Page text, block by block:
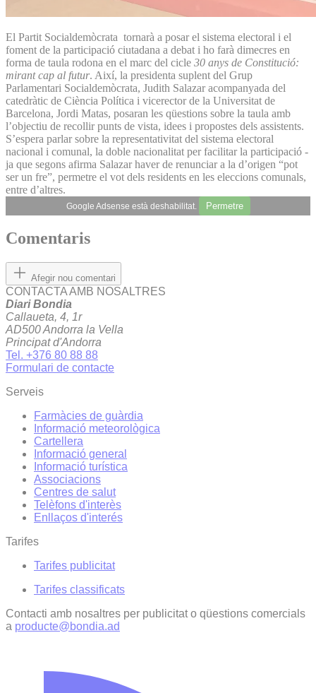
El Partit Socialdemòcrata tornarà a posar el sistema electoral i el
foment de la participació ciutadana a debat i ho farà dimecres en
forma de taula rodona en el marc del cicle 30 anys de Constitució:
mirant cap al futur. Així, la presidenta suplent del Grup
Parlamentari Socialdemòcrata, Judith Salazar acompanyada del
catedràtic de Ciència Política i vicerector de la Universitat de
Barcelona, Jordi Matas, posaran les qüestions sobre la taula amb
l’objectiu de recollir punts de vista, idees i propostes dels assistents.
S’espera parlar sobre la representativitat del sistema electoral
nacional i comunal, la doble nacionalitat per facilitar la participació -
ja que segons afirma Salazar haver de renunciar a la d’origen “pot
ser un fre”, permetre el vot dels residents en les eleccions comunals,
entre d’altres.
Google Adsense està deshabilitat. Permetre
Comentaris
Afegir nou comentari
CONTACTA AMB NOSALTRES
Diari Bondia
Callaueta, 4, 1r
AD500 Andorra la Vella
Principat d'Andorra
Tel. +376 80 88 88
Formulari de contacte
Serveis
Farmàcies de guàrdia
Informació meteorològica
Cartellera
Informació general
Informació turística
Associacions
Centres de salut
Telèfons d'interès
Enllaços d'interés
Tarifes
Tarifes publicitat
Tarifes classificats
Contacti amb nosaltres per publicitat o qüestions comercials
a producte@bondia.ad